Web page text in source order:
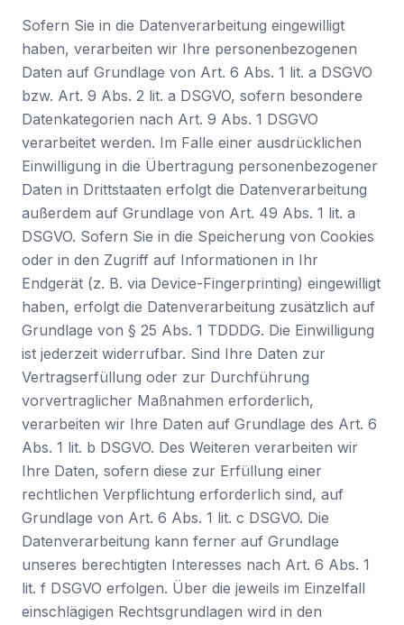
Sofern Sie in die Datenverarbeitung eingewilligt
haben, verarbeiten wir Ihre personenbezogenen
Daten auf Grundlage von Art. 6 Abs. 1 lit. a DSGVO
bzw. Art. 9 Abs. 2 lit. a DSGVO, sofern besondere
Datenkategorien nach Art. 9 Abs. 1 DSGVO
verarbeitet werden. Im Falle einer ausdrücklichen
Einwilligung in die Übertragung personenbezogener
Daten in Drittstaaten erfolgt die Datenverarbeitung
außerdem auf Grundlage von Art. 49 Abs. 1 lit. a
DSGVO. Sofern Sie in die Speicherung von Cookies
oder in den Zugriff auf Informationen in Ihr
Endgerät (z. B. via Device-Fingerprinting) eingewilligt
haben, erfolgt die Datenverarbeitung zusätzlich auf
Grundlage von § 25 Abs. 1 TDDDG. Die Einwilligung
ist jederzeit widerrufbar. Sind Ihre Daten zur
Vertragserfüllung oder zur Durchführung
vorvertraglicher Maßnahmen erforderlich,
verarbeiten wir Ihre Daten auf Grundlage des Art. 6
Abs. 1 lit. b DSGVO. Des Weiteren verarbeiten wir
Ihre Daten, sofern diese zur Erfüllung einer
rechtlichen Verpflichtung erforderlich sind, auf
Grundlage von Art. 6 Abs. 1 lit. c DSGVO. Die
Datenverarbeitung kann ferner auf Grundlage
unseres berechtigten Interesses nach Art. 6 Abs. 1
lit. f DSGVO erfolgen. Über die jeweils im Einzelfall
einschlägigen Rechtsgrundlagen wird in den